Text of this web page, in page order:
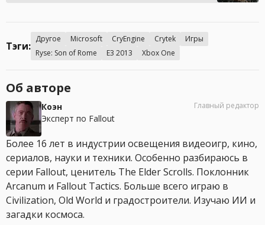
Тэги:
Другое Microsoft CryEngine Crytek
Игры
Ryse: Son of Rome
E3 2013 Xbox One
Об авторе
Коэн
Эксперт по Fallout
Главный редактор
Более 16 лет в индустрии освещения видеоигр, кино,
сериалов, науки и техники. Особенно разбираюсь в
серии Fallout, ценитель The Elder Scrolls. Поклонник
Arcanum и Fallout Tactics. Больше всего играю в
Civilization, Old World и градостроители. Изучаю ИИ и
загадки космоса.